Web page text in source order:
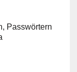
Passwörtern